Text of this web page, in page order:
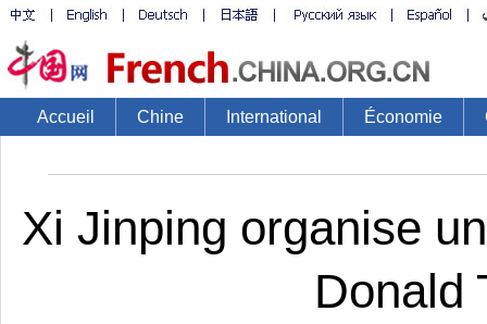
Accueil Chine International Économie
Xi Jinping organise
Donald